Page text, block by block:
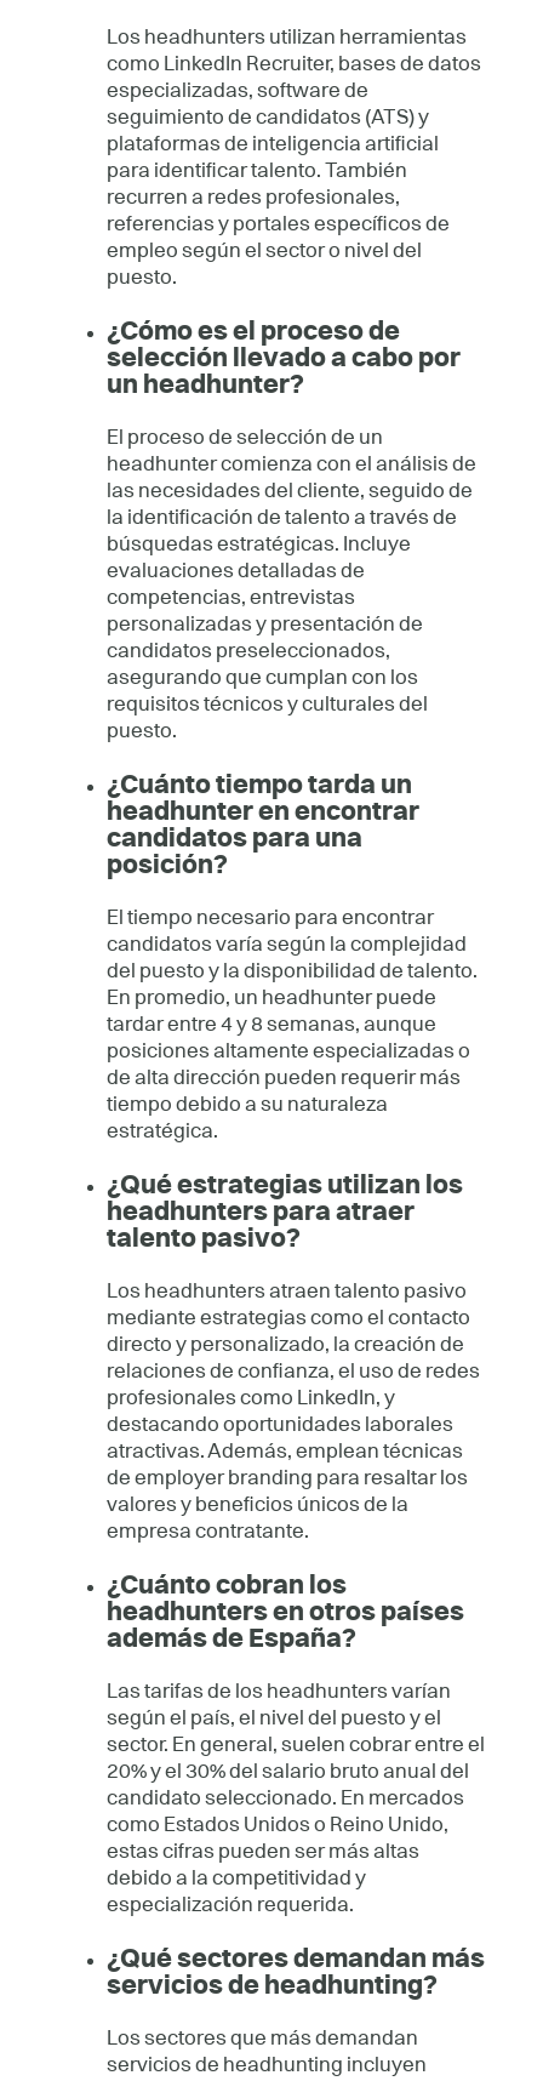
Los headhunters utilizan herramientas
como LinkedIn Recruiter, bases de datos
especializadas, software de
seguimiento de candidatos (ATS) y
plataformas de inteligencia artificial
para identificar talento. También
recurren a redes profesionales,
referencias y portales específicos de
empleo según el sector o nivel del
puesto.
¿Cómo es el proceso de
selección llevado a cabo por
un headhunter?
El proceso de selección de un
headhunter comienza con el análisis de
las necesidades del cliente, seguido de
la identificación de talento a través de
búsquedas estratégicas. Incluye
evaluaciones detalladas de
competencias, entrevistas
personalizadas y presentación de
candidatos preseleccionados,
asegurando que cumplan con los
requisitos técnicos y culturales del
puesto.
¿Cuánto tiempo tarda un
headhunter en encontrar
candidatos para una
posición?
El tiempo necesario para encontrar
candidatos varía según la complejidad
del puesto y la disponibilidad de talento.
En promedio, un headhunter puede
tardar entre 4 y 8 semanas, aunque
posiciones altamente especializadas o
de alta dirección pueden requerir más
tiempo debido a su naturaleza
estratégica.
¿Qué estrategias utilizan los
headhunters para atraer
talento pasivo?
Los headhunters atraen talento pasivo
mediante estrategias como el contacto
directo y personalizado, la creación de
relaciones de confianza, el uso de redes
profesionales como LinkedIn, y
destacando oportunidades laborales
atractivas. Además, emplean técnicas
de employer branding para resaltar los
valores y beneficios únicos de la
empresa contratante.
¿Cuánto cobran los
headhunters en otros países
además de España?
Las tarifas de los headhunters varían
según el país, el nivel del puesto y el
sector. En general, suelen cobrar entre el
20% y el 30% del salario bruto anual del
candidato seleccionado. En mercados
como Estados Unidos o Reino Unido,
estas cifras pueden ser más altas
debido a la competitividad y
especialización requerida.
¿Qué sectores demandan más
servicios de headhunting?
Los sectores que más demandan
servicios de headhunting incluyen